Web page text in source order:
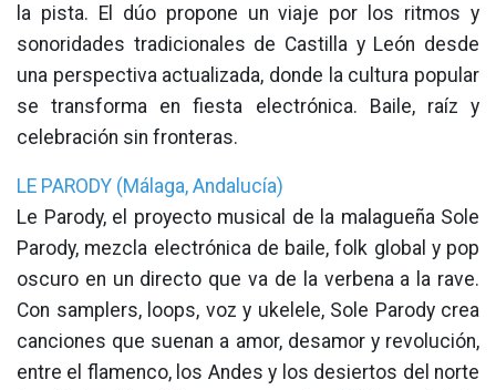
la pista. El dúo propone un viaje por los ritmos y
sonoridades tradicionales de Castilla y León desde
una perspectiva actualizada, donde la cultura popular
se transforma en fiesta electrónica. Baile, raíz y
celebración sin fronteras.
LE PARODY (Málaga, Andalucía)
Le Parody, el proyecto musical de la malagueña Sole
Parody, mezcla electrónica de baile, folk global y pop
oscuro en un directo que va de la verbena a la rave.
Con samplers, loops, voz y ukelele, Sole Parody crea
canciones que suenan a amor, desamor y revolución,
entre el flamenco, los Andes y los desiertos del norte